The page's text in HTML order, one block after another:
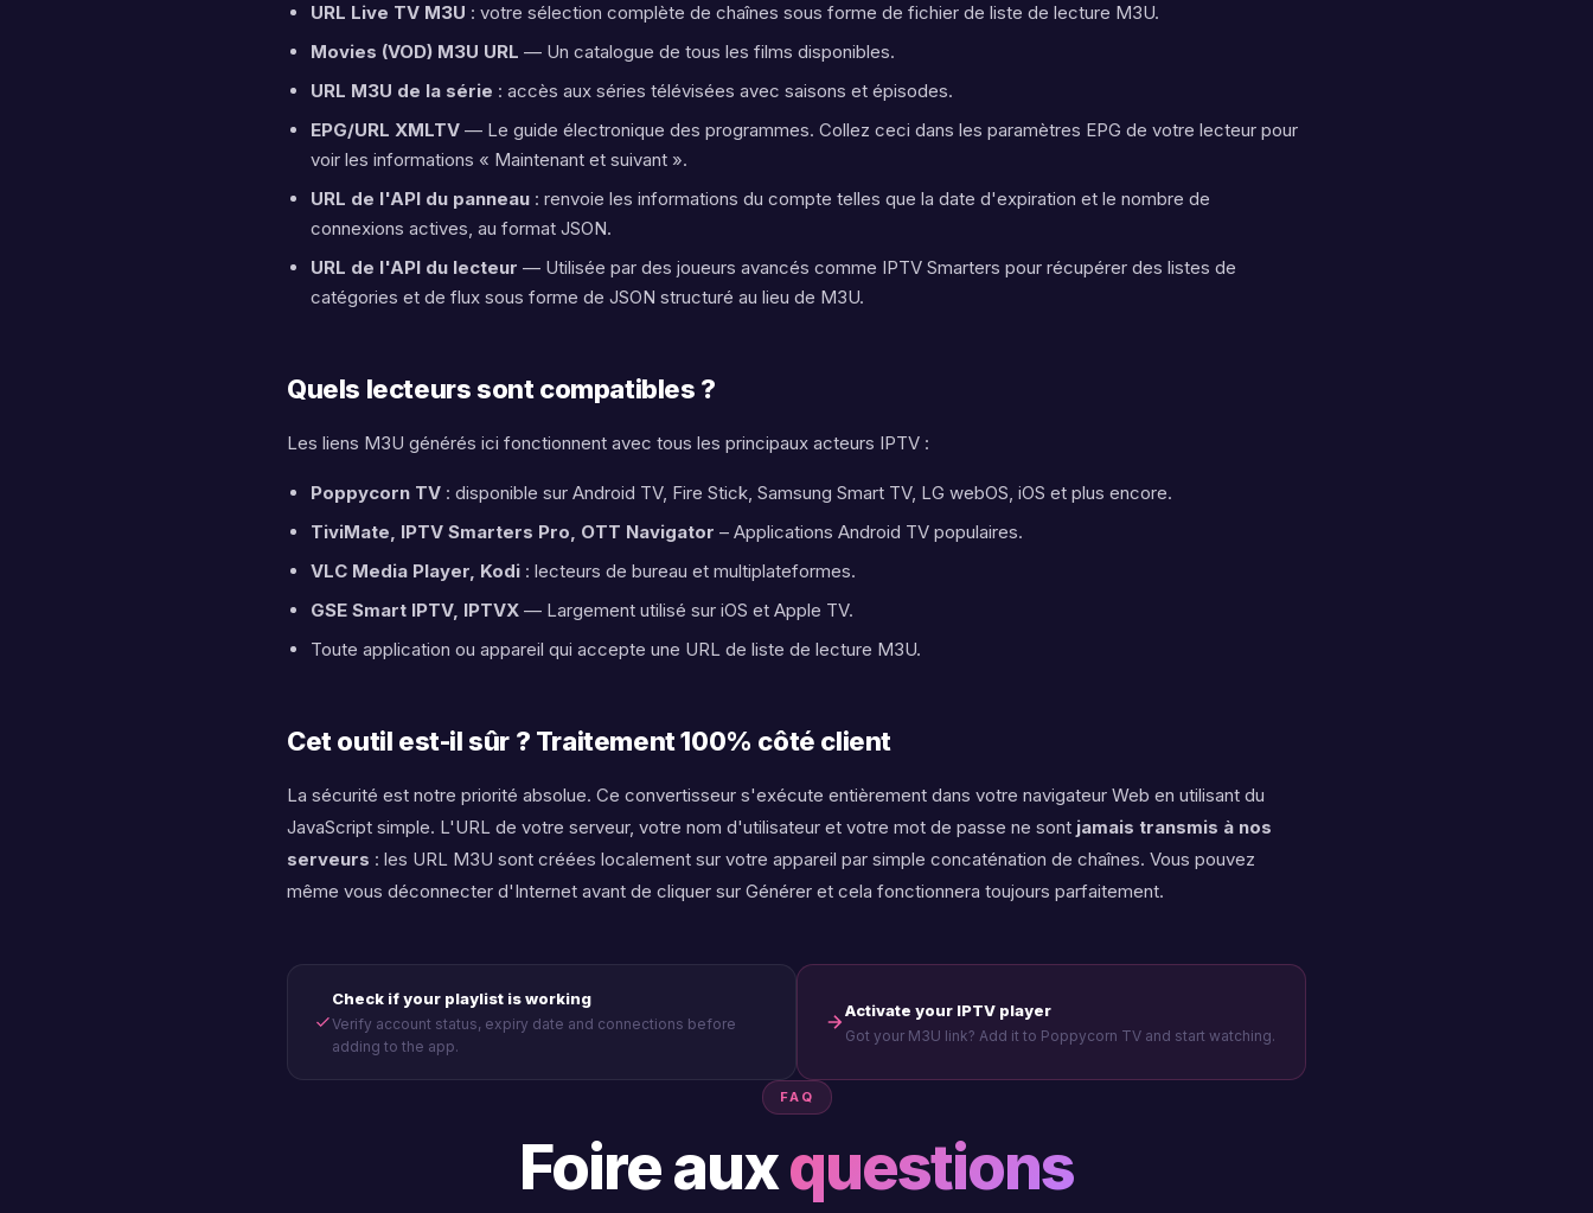
URL Live TV M3U : votre sélection complète de chaînes sous forme de fichier de liste de lecture M3U.
Movies (VOD) M3U URL — Un catalogue de tous les films disponibles.
URL M3U de la série : accès aux séries télévisées avec saisons et épisodes.
EPG/URL XMLTV — Le guide électronique des programmes. Collez ceci dans les paramètres EPG de votre lecteur pour
voir les informations « Maintenant et suivant ».
URL de l'API du panneau : renvoie les informations du compte telles que la date d'expiration et le nombre de
connexions actives, au format JSON.
URL de l'API du lecteur — Utilisée par des joueurs avancés comme IPTV Smarters pour récupérer des listes de
catégories et de flux sous forme de JSON structuré au lieu de M3U.
Quels lecteurs sont compatibles ?
Les liens M3U générés ici fonctionnent avec tous les principaux acteurs IPTV :
Poppycorn TV : disponible sur Android TV, Fire Stick, Samsung Smart TV, LG webOS, iOS et plus encore.
TiviMate, IPTV Smarters Pro, OTT Navigator – Applications Android TV populaires.
VLC Media Player, Kodi : lecteurs de bureau et multiplateformes.
GSE Smart IPTV, IPTVX — Largement utilisé sur iOS et Apple TV.
Toute application ou appareil qui accepte une URL de liste de lecture M3U.
Cet outil est-il sûr ? Traitement 100% côté client
La sécurité est notre priorité absolue. Ce convertisseur s'exécute entièrement dans votre navigateur Web en utilisant du
JavaScript simple. L'URL de votre serveur, votre nom d'utilisateur et votre mot de passe ne sont jamais transmis à nos
serveurs : les URL M3U sont créées localement sur votre appareil par simple concaténation de chaînes. Vous pouvez
même vous déconnecter d'Internet avant de cliquer sur Générer et cela fonctionnera toujours parfaitement.
Check if your playlist is working
Verify account status, expiry date and connections before
adding to the app.
Activate your IPTV player
Got your M3U link? Add it to Poppycorn TV and start watching.
FAQ
Foire auxquestions